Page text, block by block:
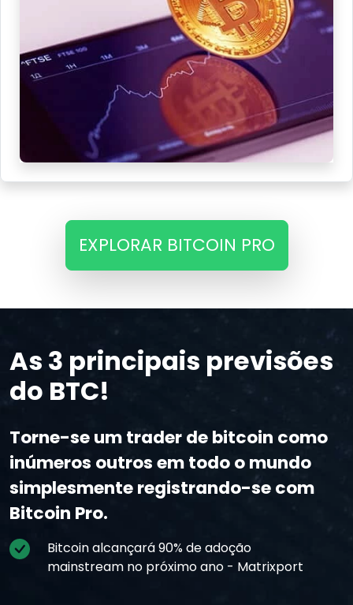
EXPLORAR BITCOIN PRO
As 3 principais previsões
do BTC!
Torne-se um trader de bitcoin como
inúmeros outros em todo o mundo
simplesmente registrando-se com
Bitcoin Pro.
Bitcoin alcançará 90% de adoção
mainstream no próximo ano - Matrixport